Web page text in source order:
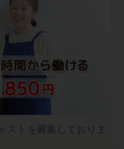
ストを募集しておりま